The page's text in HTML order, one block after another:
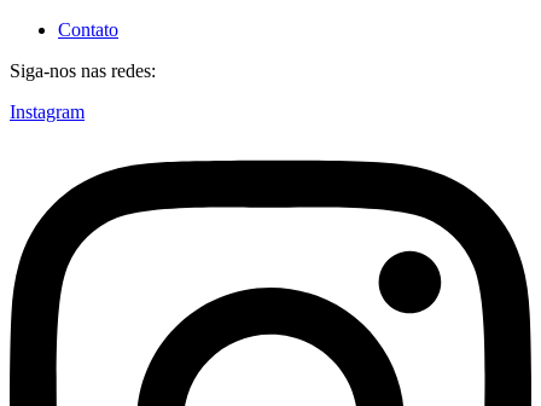
Contato
Siga-nos nas redes:
Instagram